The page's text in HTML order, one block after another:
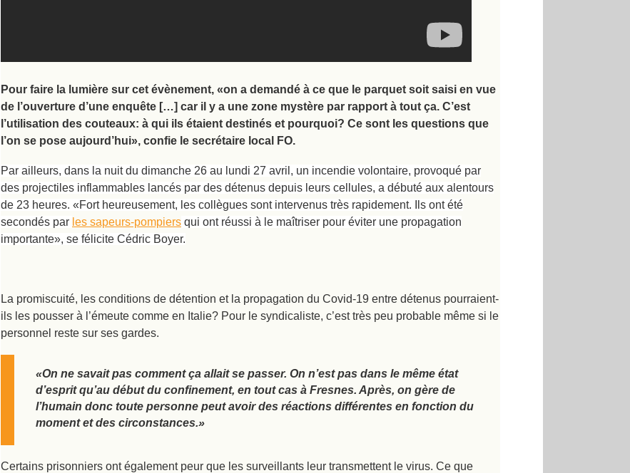
Pour faire la lumière sur cet évènement, «on a demandé à ce que le parquet soit saisi en vue
de l’ouverture d’une enquête […] car il y a une zone mystère par rapport à tout ça. C’est
l’utilisation des couteaux: à qui ils étaient destinés et pourquoi? Ce sont les questions que
l’on se pose aujourd’hui», confie le secrétaire local FO.
Par ailleurs, dans la nuit du dimanche 26 au lundi 27 avril, un incendie volontaire, provoqué par
des projectiles inflammables lancés par des détenus depuis leurs cellules, a débuté aux alentours
de 23 heures. «Fort heureusement, les collègues sont intervenus très rapidement. Ils ont été
secondés par les sapeurs-pompiers qui ont réussi à le maîtriser pour éviter une propagation
importante», se félicite Cédric Boyer.
La promiscuité, les conditions de détention et la propagation du Covid-19 entre détenus pourraient-
ils les pousser à l’émeute comme en Italie? Pour le syndicaliste, c’est très peu probable même si le
personnel reste sur ses gardes.
«On ne savait pas comment ça allait se passer. On n’est pas dans le même état
d’esprit qu’au début du confinement, en tout cas à Fresnes. Après, on gère de
l’humain donc toute personne peut avoir des réactions différentes en fonction du
moment et des circonstances.»
Certains prisonniers ont également peur que les surveillants leur transmettent le virus. Ce que